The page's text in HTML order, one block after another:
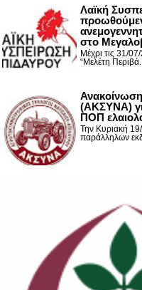
Λαϊκή
στο
Μέχρι τις 31/
“Μελέτη
(ΑΚΣΥΝΑ)
ΠΟΠ
Την Κυριακή
παράλληλων